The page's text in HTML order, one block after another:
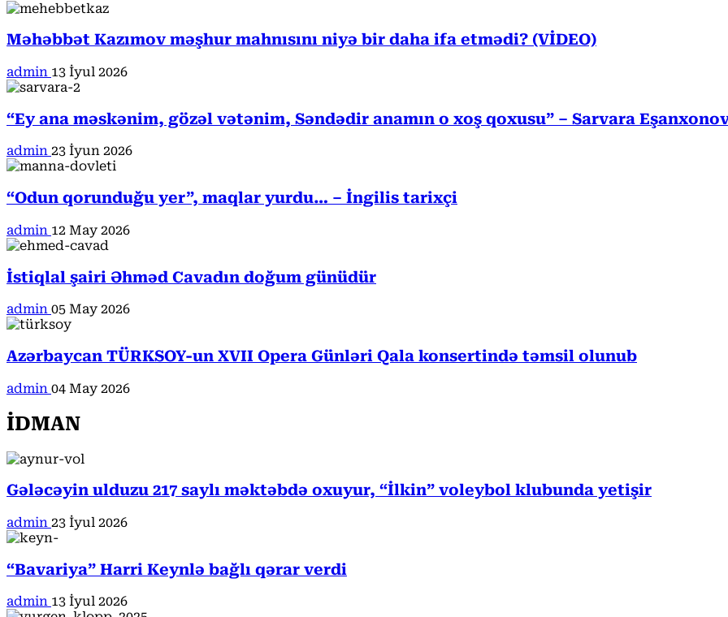
Məhəbbət Kazımov məşhur mahnısını niyə bir daha ifa etmədi? (VİDEO)
admin 13 İyul 2026
“Ey ana məskənim, gözəl vətənim, Səndədir anamın o xoş qoxusu” – Sarvara
admin 23 İyun 2026
“Odun qorunduğu yer”, maqlar yurdu… – İngilis tarixçi
admin 12 May 2026
İstiqlal şairi Əhməd Cavadın doğum günüdür
admin 05 May 2026
Azərbaycan TÜRKSOY-un XVII Opera Günləri Qala konsertində təmsil olunub
admin 04 May 2026
İDMAN
Gələcəyin ulduzu 217 saylı məktəbdə oxuyur, “İlkin” voleybol klubunda yetişir
admin 23 İyul 2026
“Bavariya” Harri Keynlə bağlı qərar verdi
admin 13 İyul 2026